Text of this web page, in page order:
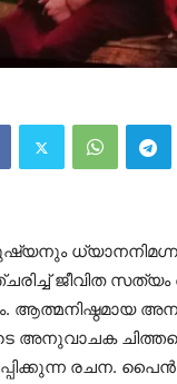
ജീവിത
ആത്മനിഷ്ഠമായ
അനുവാചക
രചന.